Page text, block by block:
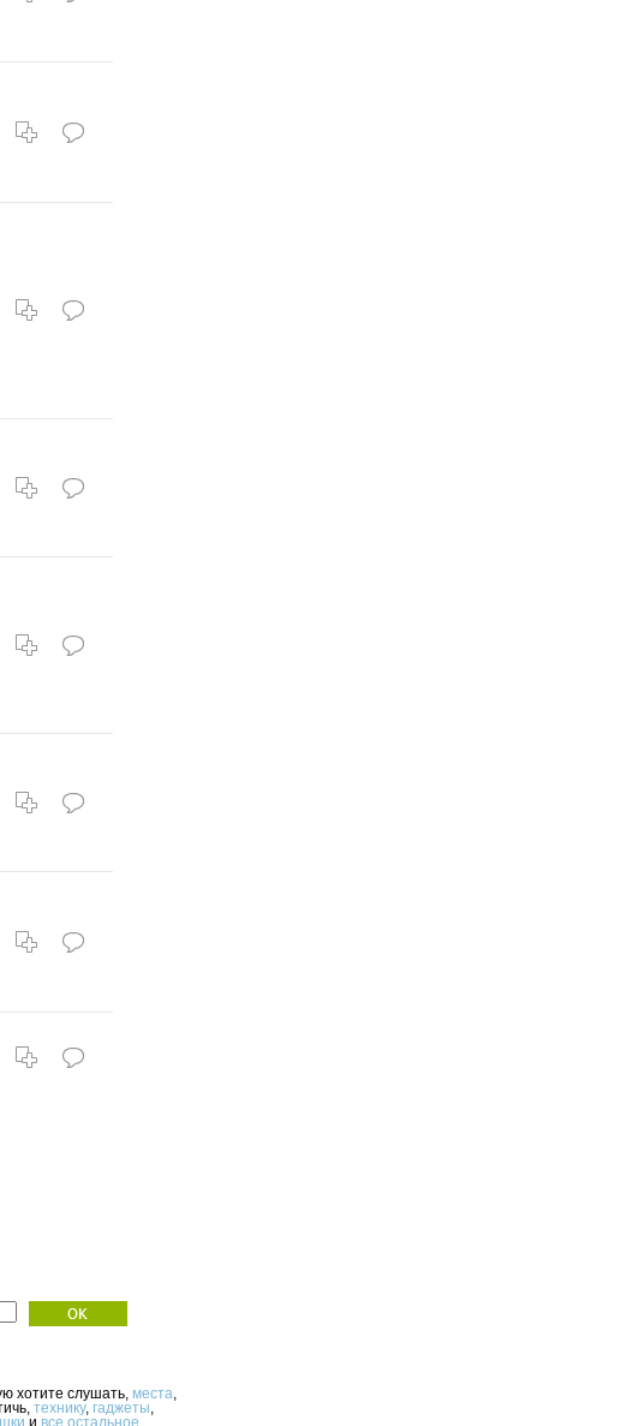
хотите слушать, места
технику, гаджеты
и все остальное